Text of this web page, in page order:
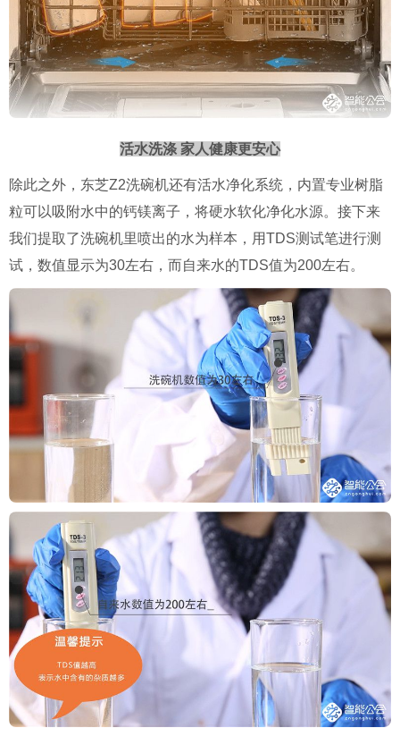
活水洗涤 家人健康更安心
除此之外，东芝Z2洗碗机还有活水净化系统，内置专业树脂
粒可以吸附水中的钙镁离子，将硬水软化净化水源。接下来
我们提取了洗碗机里喷出的水为样本，用TDS测试笔进行测
试，数值显示为30左右，而自来水的TDS值为200左右。